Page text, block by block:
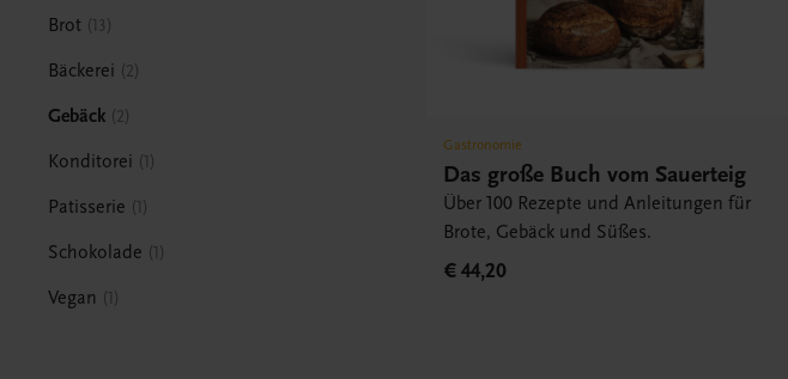
Brot 13
Bäckerei 2
Gebäck 2
Konditorei 1
Patisserie 1
Schokolade 1
Vegan 1
Gastronomie
Das große Buch vom Sauerteig
Über 100 Rezepte und Anleitungen für
Brote, Gebäck und Süßes.
€ 44,20